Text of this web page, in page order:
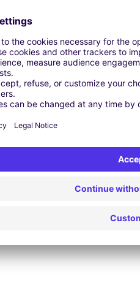
24/7
ondersteuningsdienst is
om een